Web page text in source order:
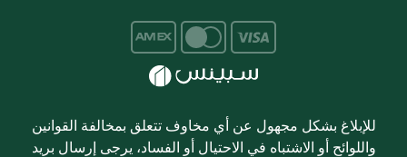
للإبلاغ بشكل مجهول عن أي مخاوف تتعلق بمخالفة القوانين
واللوائح أو الاشتباه في الاحتيال أو الفساد، يرجى إرسال بريد